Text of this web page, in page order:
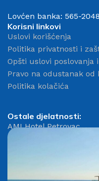
Lovćen banka: 565-
Korisni linkovi
Uslovi korišćenja
Politika privatnosti i
Opšti uslovi poslovanja
Pravo na odustanak
Politika kolačića
Ostale djelatnosti:
AMI Hotel Petrovac